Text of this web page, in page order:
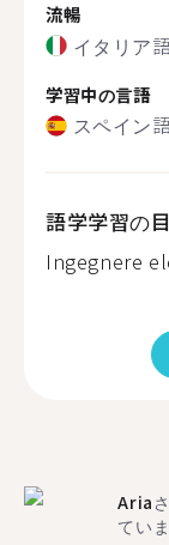
流暢
イタリア
学習中の言語
スペイン
語学学習の
Ingegnere
Aria
ていま